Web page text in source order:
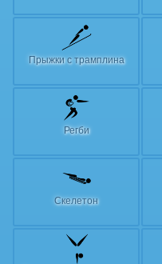
Прыжки с трамплина
Регби
Скелетон